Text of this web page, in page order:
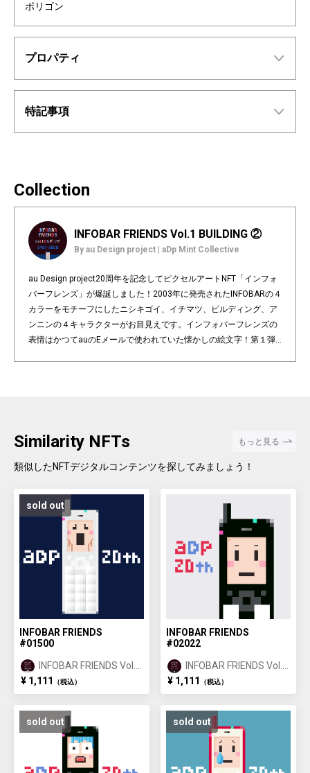
ポリゴン
プロパティ
特記事項
Collection
INFOBAR FRIENDS Vol.1 BUILDING ②
By au Design project | aDp Mint Collective
au Design project20周年を記念してピクセルアートNFT「インフォ
バーフレンズ」が爆誕しました！2003年に発売されたINFOBARの４
カラーをモチーフにしたニシキゴイ、イチマツ、ビルディング、ア
ンニンの４キャラクターがお目見えです。インフォバーフレンズの
表情はかつてauのEメールで使われていた懐かしの絵文字！第１弾
the INFOBAR FRIENDS' faces are nostalgic pictograms once used
in au e-mail! The first edition is a special edition with the aDp20th l
mbination patterns of "character x expression x background colo
r".
Similarity NFTs もっと見る
類似したNFTデジタルコンテンツを探してみましょう！
sold out
INFOBAR FRIENDS
#01500
INFOBAR FRIENDS Vol.1
ANNIN ①
¥ 1,111 （税込）
INFOBAR FRIENDS
#02022
INFOBAR FRIENDS Vol.1
ICHIMATSU ②
¥ 1,111 （税込）
sold out sold out